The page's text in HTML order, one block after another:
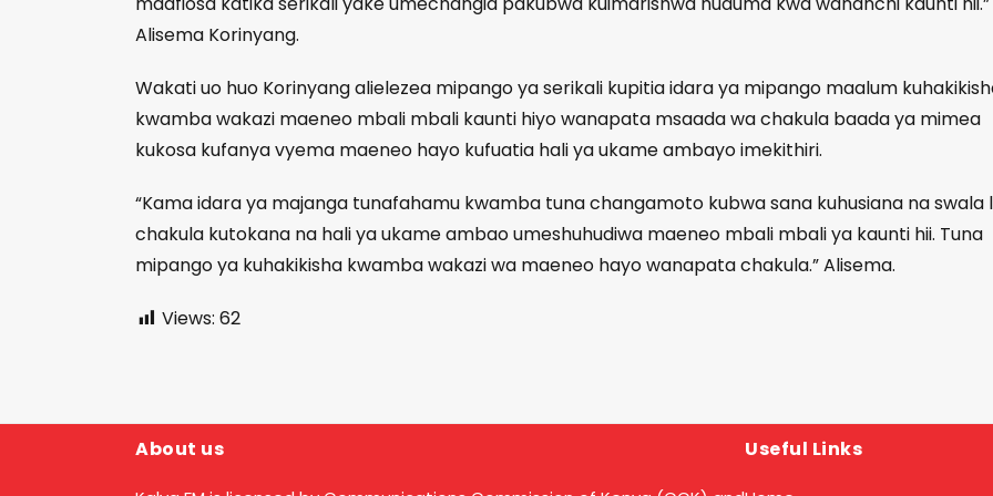
Alisema Korinyang.
Wakati uo huo Korinyang alielezea mipango ya serikali kupitia idara ya mipango maalum
kwamba wakazi maeneo mbali mbali kaunti hiyo wanapata msaada wa chakula baada ya mimea
kukosa kufanya vyema maeneo hayo kufuatia hali ya ukame ambayo imekithiri.
“Kama idara ya majanga tunafahamu kwamba tuna changamoto kubwa sana kuhusiana na swala
chakula kutokana na hali ya ukame ambao umeshuhudiwa maeneo mbali mbali ya kaunti hii. Tuna
mipango ya kuhakikisha kwamba wakazi wa maeneo hayo wanapata chakula.” Alisema.
Views: 62
About us Useful Links